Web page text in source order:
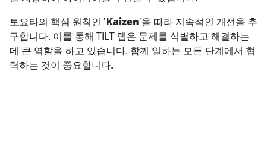
토요타의 핵심 원칙인 'Kaizen'을 따라 지속적인 개선을 추
구합니다. 이를 통해 TILT 랩은 문제를 식별하고 해결하는
데 큰 역할을 하고 있습니다. 함께 일하는 모든 단계에서 협
력하는 것이 중요합니다.